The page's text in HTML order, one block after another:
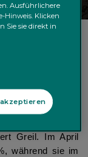
vorläufigen
Inflationsrate
Greil. Im April
während sie im
Ausführlichere
Hinweis. Klicken
Sie sie direkt in